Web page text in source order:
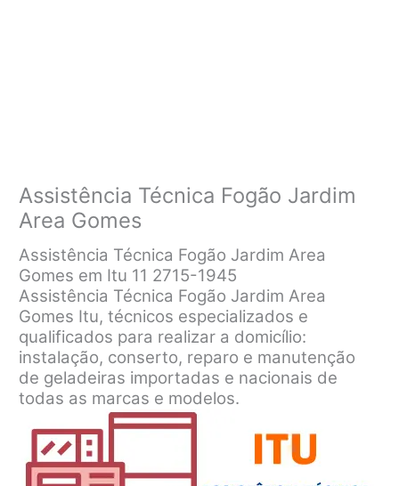
Assistência Técnica Fogão Jardim
Area Gomes
Assistência Técnica Fogão Jardim Area
Gomes em Itu 11 2715-1945
Assistência Técnica Fogão Jardim Area
Gomes Itu, técnicos especializados e
qualificados para realizar a domicílio:
instalação, conserto, reparo e manutenção
de geladeiras importadas e nacionais de
todas as marcas e modelos.